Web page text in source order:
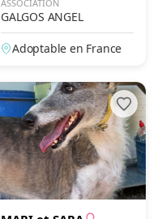
ASSOCIATION
GALGOS ANGEL
Adoptable en France